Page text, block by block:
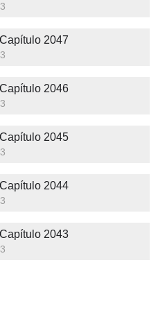
2047
2046
2045
2044
2043